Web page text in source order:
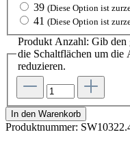
39 (Diese Option ist
41 (Diese Option ist
Produkt Anzahl: Gib den
die Schaltflächen um die
reduzieren.
In den Warenkorb
Produktnummer: